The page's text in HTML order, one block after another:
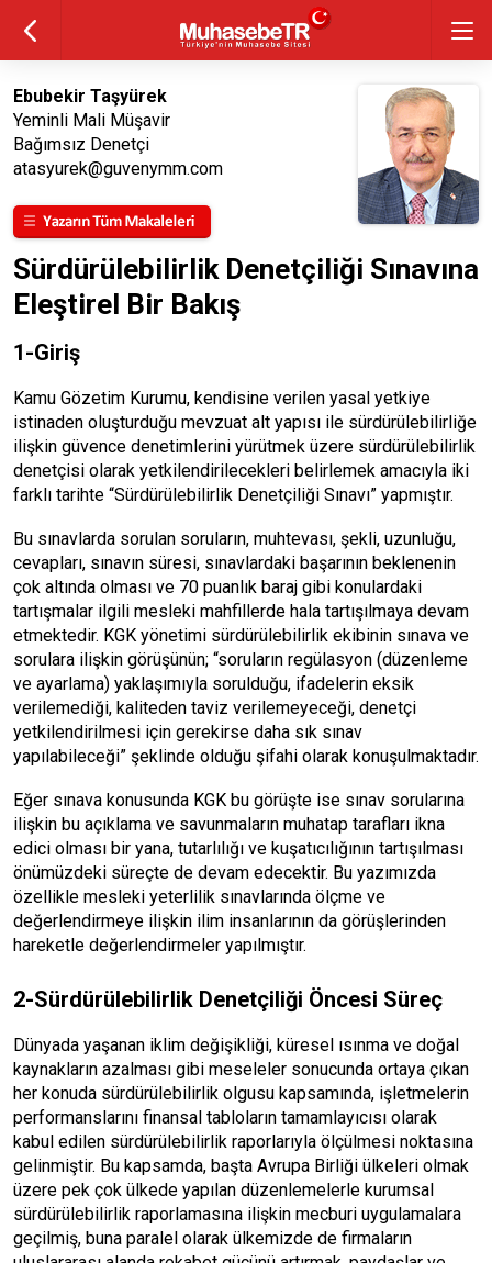
Ebubekir Taşyürek
Yeminli Mali Müşavir
Bağımsız Denetçi
atasyurek@guvenymm.com
Sürdürülebilirlik Denetçiliği Sınavına
Eleştirel Bir Bakış
1-Giriş
Kamu Gözetim Kurumu, kendisine verilen yasal yetkiye
istinaden oluşturduğu mevzuat alt yapısı ile sürdürülebilirliğe
ilişkin güvence denetimlerini yürütmek üzere sürdürülebilirlik
denetçisi olarak yetkilendirilecekleri belirlemek amacıyla iki
farklı tarihte “Sürdürülebilirlik Denetçiliği Sınavı” yapmıştır.
Bu sınavlarda sorulan soruların, muhtevası, şekli, uzunluğu,
cevapları, sınavın süresi, sınavlardaki başarının beklenenin
çok altında olması ve 70 puanlık baraj gibi konulardaki
tartışmalar ilgili mesleki mahfillerde hala tartışılmaya devam
etmektedir. KGK yönetimi sürdürülebilirlik ekibinin sınava ve
sorulara ilişkin görüşünün; “soruların regülasyon (düzenleme
ve ayarlama) yaklaşımıyla sorulduğu, ifadelerin eksik
verilemediği, kaliteden taviz verilemeyeceği, denetçi
yetkilendirilmesi için gerekirse daha sık sınav
yapılabileceği” şeklinde olduğu şifahi olarak konuşulmaktadır.
Eğer sınava konusunda KGK bu görüşte ise sınav sorularına
ilişkin bu açıklama ve savunmaların muhatap tarafları ikna
edici olması bir yana, tutarlılığı ve kuşatıcılığının tartışılması
önümüzdeki süreçte de devam edecektir. Bu yazımızda
özellikle mesleki yeterlilik sınavlarında ölçme ve
değerlendirmeye ilişkin ilim insanlarının da görüşlerinden
hareketle değerlendirmeler yapılmıştır.
2-Sürdürülebilirlik Denetçiliği Öncesi Süreç
Dünyada yaşanan iklim değişikliği, küresel ısınma ve doğal
kaynakların azalması gibi meseleler sonucunda ortaya çıkan
her konuda sürdürülebilirlik olgusu kapsamında, işletmelerin
performanslarını finansal tabloların tamamlayıcısı olarak
kabul edilen sürdürülebilirlik raporlarıyla ölçülmesi noktasına
gelinmiştir. Bu kapsamda, başta Avrupa Birliği ülkeleri olmak
üzere pek çok ülkede yapılan düzenlemelerle kurumsal
sürdürülebilirlik raporlamasına ilişkin mecburi uygulamalara
geçilmiş, buna paralel olarak ülkemizde de firmaların